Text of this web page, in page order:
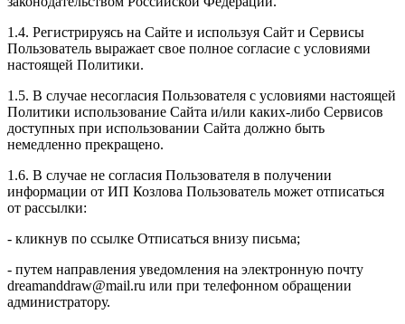
1.4. Регистрируясь на Сайте и используя Сайт и Сервисы
Пользователь выражает свое полное согласие с условиями
настоящей Политики.
1.5. В случае несогласия Пользователя с условиями настоящей
Политики использование Сайта и/или каких-либо Сервисов
доступных при использовании Сайта должно быть
немедленно прекращено.
1.6. В случае не согласия Пользователя в получении
информации от ИП Козлова Пользователь может отписаться
от рассылки:
- кликнув по ссылке Отписаться внизу письма;
- путем направления уведомления на электронную почту
dreamanddraw@mail.ru или при телефонном обращении
администратору.